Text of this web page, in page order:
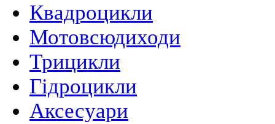
Квадроцикли
Мотовсюдиходи
Трицикли
Гідроцикли
Аксесуари